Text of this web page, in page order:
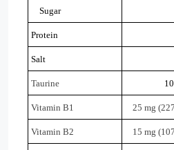
Sugar
Protein
Salt
Taurine
Vitamin B1 25 mg
Vitamin B2 15 mg